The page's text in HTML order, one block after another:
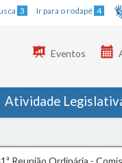
3 Ir para o rodapé 4
Eventos
Atividade
Reunião Ordinária -